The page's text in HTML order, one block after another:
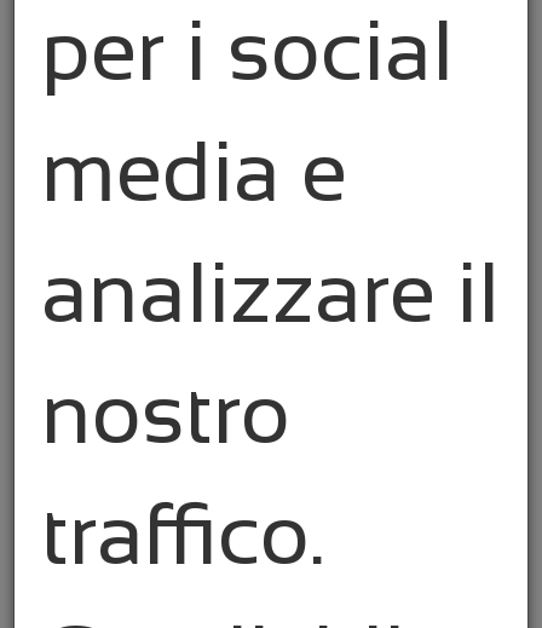
visione strategica
capace di
accompagnare ogni fase del percorso
imprenditoriale, con uno sguardo attento alla
Persone che iniziano la propria startup
non sono preparati ad affrontare. Noi ...
Dettagli
per i social
media e
analizzare il
nostro
traffico.